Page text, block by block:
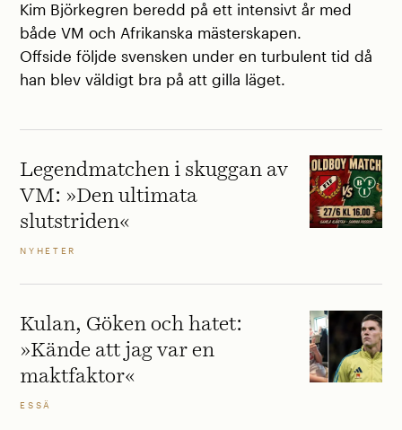
Kim Björkegren beredd på ett intensivt år med
både VM och Afrikanska mästerskapen.
Offside följde svensken under en turbulent tid då
han blev väldigt bra på att gilla läget.
Legendmatchen i skuggan av
VM: »Den ultimata
slutstriden«
NYHETER
Kulan, Göken och hatet:
»Kände att jag var en
maktfaktor«
ESSÄ